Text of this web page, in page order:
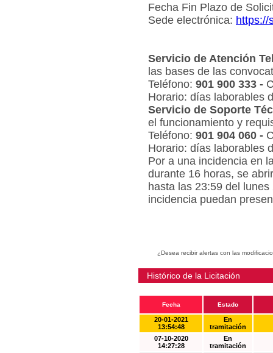
Fecha Fin Plazo de
Sede electrónica: https://
Servicio de Atención
las bases de las
Teléfono: 901 900 333 -
Horario: días laborables
Servicio de Soporte
el funcionamiento y
Teléfono: 901 904 060 -
Horario: días laborables
Por a una incidencia en
durante 16 horas, se
hasta las 23:59 del
incidencia puedan
¿Desea recibir alertas con las
Histórico de la Licitación
Fecha Estado
20-01-2021
13:54:48
En
tramitación
07-10-2020
14:27:28
En
tramitación